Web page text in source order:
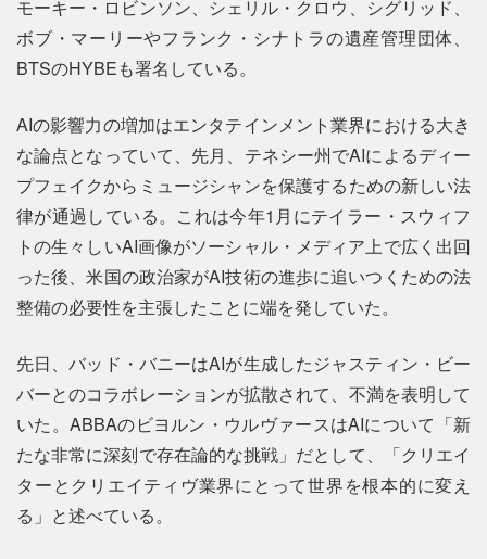
モーキー・ロビンソン、シェリル・クロウ、シグリッド、
ボブ・マーリーやフランク・シナトラの遺産管理団体、
BTSのHYBEも署名している。
AIの影響力の増加はエンタテインメント業界における大き
な論点となっていて、先月、テネシー州でAIによるディー
プフェイクからミュージシャンを保護するための新しい法
律が通過している。これは今年1月にテイラー・スウィフ
トの生々しいAI画像がソーシャル・メディア上で広く出回
った後、米国の政治家がAI技術の進歩に追いつくための法
整備の必要性を主張したことに端を発していた。
先日、バッド・バニーはAIが生成したジャスティン・ビー
バーとのコラボレーションが拡散されて、不満を表明して
いた。ABBAのビヨルン・ウルヴァースはAIについて「新
たな非常に深刻で存在論的な挑戦」だとして、「クリエイ
ターとクリエイティヴ業界にとって世界を根本的に変え
る」と述べている。